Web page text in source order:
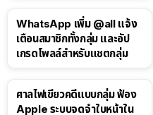
WhatsApp เพิ่ม @all แจ้ง
เตือนสมาชิกทั้งกลุ่ม และอัป
เกรดโพลล์สำหรับแชตกลุ่ม
ศาลไฟเขียวคดีแบบกลุ่ม ฟ้อง
Apple ระบบจดจำใบหน้าใน